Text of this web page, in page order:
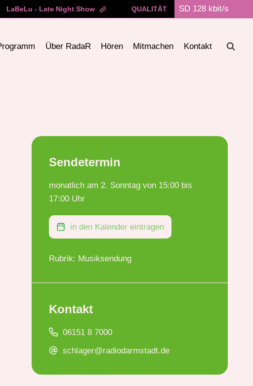
LaBeLu - Late Night Show QUALITÄT
Über RadaR Hören Mitmachen Kontakt
Sendetermin
monatlich am 2. Sonntag von 15:00 bis
17:00 Uhr
in den Kalender eintragen
Rubrik: Musiksendung
Kontakt
06151 8 7000
schlager@radiodarmstadt.de